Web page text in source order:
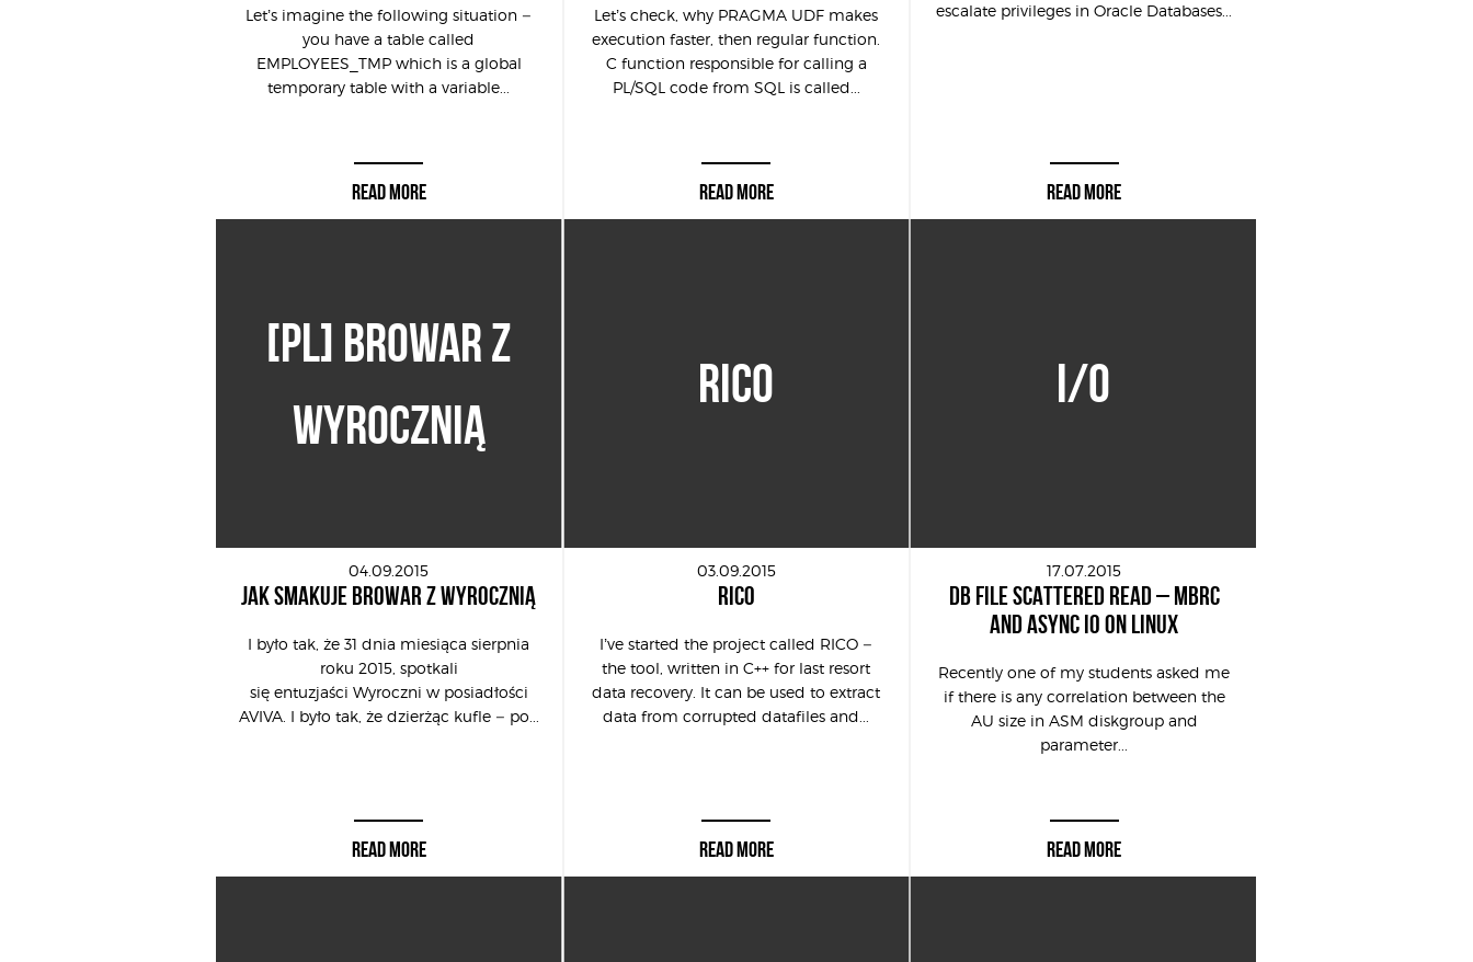
Let’s imagine the following situation –
you have a table called
EMPLOYEES_TMP which is a global
temporary table with a variable...
READ MORE
Let’s check, why PRAGMA UDF makes
execution faster, then regular function.
C function responsible for calling a
PL/SQL code from SQL is called...
READ MORE
escalate privileges in Oracle Databases...
READ MORE
[PL] BROWAR Z
WYROCZNIĄ
04.09.2015
JAK SMAKUJE BROWAR Z WYROCZNIĄ
I było tak, że 31 dnia miesiąca sierpnia
roku 2015, spotkali
się entuzjaści Wyroczni w posiadłości
AVIVA. I było tak, że dzierżąc kufle – po...
READ MORE
RICO
03.09.2015
RICO
I’ve started the project called RICO –
the tool, written in C++ for last resort
data recovery. It can be used to extract
data from corrupted datafiles and...
READ MORE
I/O
17.07.2015
DB FILE SCATTERED READ – MBRC
AND ASYNC IO ON LINUX
Recently one of my students asked me
if there is any correlation between the
AU size in ASM diskgroup and
parameter...
READ MORE